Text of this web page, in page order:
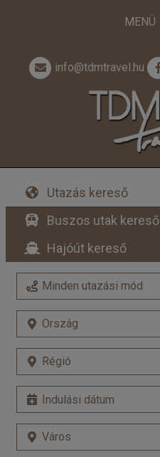
MENÜ
info@tdmtravel.hu
Utazás kereső
Buszos utak kereső
Hajóút kereső